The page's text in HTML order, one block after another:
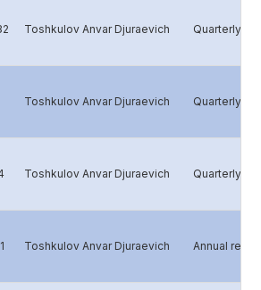
Toshkulov Anvar Djuraevich Quarterly
Toshkulov Anvar Djuraevich Quarterly
Toshkulov Anvar Djuraevich Quarterly
Toshkulov Anvar Djuraevich Annual